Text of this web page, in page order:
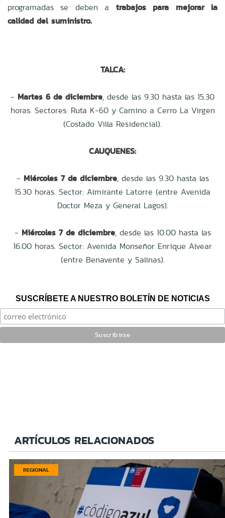
programadas se deben a trabajos para mejorar la
calidad del suministro.
TALCA:
- Martes 6 de diciembre, desde las 9.30 hasta las 15.30
horas. Sectores: Ruta K-60 y Camino a Cerro La Virgen
(Costado Villa Residencial).
CAUQUENES:
- Miércoles 7 de diciembre, desde las 9.30 hasta las
15.30 horas. Sector: Almirante Latorre (entre Avenida
Doctor Meza y General Lagos).
- Miércoles 7 de diciembre, desde las 10.00 hasta las
16.00 horas. Sector: Avenida Monseñor Enrique Alvear
(entre Benavente y Salinas).
SUSCRÍBETE A NUESTRO BOLETÍN DE NOTICIAS
ARTÍCULOS RELACIONADOS
REGIONAL